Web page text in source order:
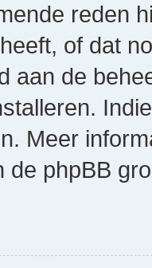
reden
of dat
aan de
Meer
de phpBB